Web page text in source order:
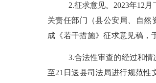
2.征求意见。 2023年12
关责任部门（县公安局、自
成《若干措施》征求意见稿，
3.合法性审查的经过和情
至21日送县司法局进行规范性